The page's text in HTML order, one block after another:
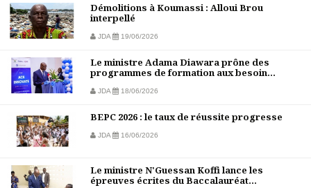
Démolitions à Koumassi : Alloui Brou
interpellé
JDA 19/06/2026
Le ministre Adama Diawara prône des
programmes de formation aux besoin...
JDA 18/06/2026
BEPC 2026 : le taux de réussite progresse
JDA 16/06/2026
Le ministre N'Guessan Koffi lance les
épreuves écrites du Baccalauréat...